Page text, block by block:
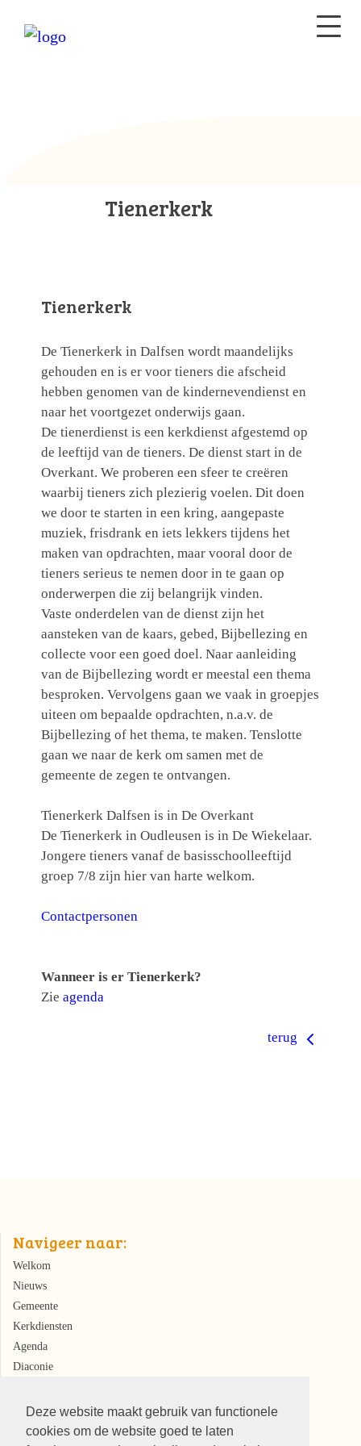
Deze website maakt gebruik van functionele
cookies om de website goed te laten
Tienerkerk
Tienerkerk
De Tienerkerk in Dalfsen wordt maandelijks
gehouden en is er voor tieners die afscheid
hebben genomen van de kindernevendienst en
naar het voortgezet onderwijs gaan.
De tienerdienst is een kerkdienst afgestemd op
de leeftijd van de tieners. De dienst start in de
Overkant. We proberen een sfeer te creëren
waarbij tieners zich plezierig voelen. Dit doen
we door te starten in een kring, aangepaste
muziek, frisdrank en iets lekkers tijdens het
maken van opdrachten, maar vooral door de
tieners serieus te nemen door in te gaan op
onderwerpen die zij belangrijk vinden.
Vaste onderdelen van de dienst zijn het
aansteken van de kaars, gebed, Bijbellezing en
collecte voor een goed doel. Naar aanleiding
van de Bijbellezing wordt er meestal een thema
besproken. Vervolgens gaan we vaak in groepjes
uiteen om bepaalde opdrachten, n.a.v. de
Bijbellezing of het thema, te maken. Tenslotte
gaan we naar de kerk om samen met de
gemeente de zegen te ontvangen.
Tienerkerk Dalfsen is in De Overkant
De Tienerkerk in Oudleusen is in De Wiekelaar.
Jongere tieners vanaf de basisschoolleeftijd
groep 7/8 zijn hier van harte welkom.
Contactpersonen
Wanneer is er Tienerkerk?
Zie agenda
terug
Navigeer naar:
Welkom
Nieuws
Gemeente
Kerkdiensten
Agenda
Diaconie